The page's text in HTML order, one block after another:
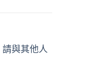
與其他人